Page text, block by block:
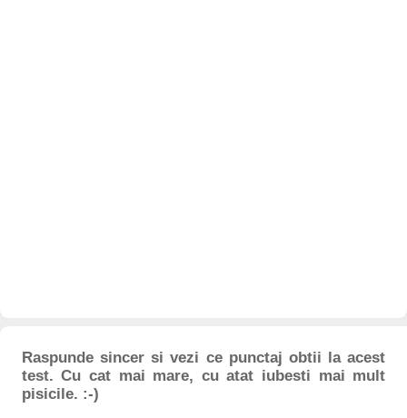
Raspunde sincer si vezi ce punctaj obtii la acest
test. Cu cat mai mare, cu atat iubesti mai mult
pisicile. :-)